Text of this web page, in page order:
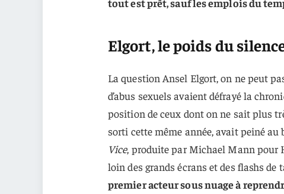
Elgort, le poids du
La question Ansel Elgort, on ne peut
d’abus sexuels avaient défrayé la
position de ceux dont on ne sait plus
sorti cette même année, avait peiné
Vice, produite par Michael Mann pour
loin des grands écrans et des flashs
premier acteur sous nuage à